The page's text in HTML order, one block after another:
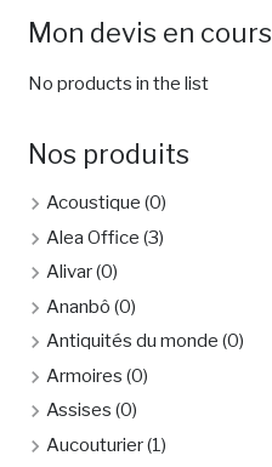
Mon devis en cours
No products in the list
Nos produits
Acoustique (0)
Alea Office (3)
Alivar(0)
Ananbô (0)
Antiquités du monde (0)
Armoires (0)
Assises (0)
Aucouturier(1)